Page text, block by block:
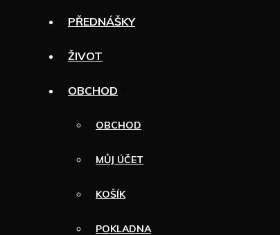
PŘEDNÁŠKY
ŽIVOT
OBCHOD
OBCHOD
MŮJ ÚČET
KOŠÍK
POKLADNA